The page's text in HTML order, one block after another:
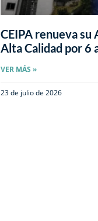
CEIPA renueva
Alta Calidad por 6
VER MÁS »
23 de julio de 2026